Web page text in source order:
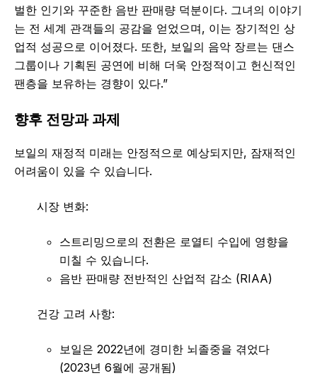
벌한 인기와 꾸준한 음반 판매량 덕분이다. 그녀의 이야기
는 전 세계 관객들의 공감을 얻었으며, 이는 장기적인 상
업적 성공으로 이어졌다. 또한, 보일의 음악 장르는 댄스
그룹이나 기획된 공연에 비해 더욱 안정적이고 헌신적인
팬층을 보유하는 경향이 있다.”
향후 전망과 과제
보일의 재정적 미래는 안정적으로 예상되지만, 잠재적인
어려움이 있을 수 있습니다.
시장 변화:
스트리밍으로의 전환은 로열티 수입에 영향을
미칠 수 있습니다.
음반 판매량 전반적인 산업적 감소 (RIAA)
건강 고려 사항:
보일은 2022년에 경미한 뇌졸중을 겪었다
(2023년 6월에 공개됨)